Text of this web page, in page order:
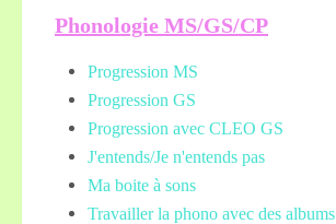
Phonologie MS/GS/CP
Progression MS
Progression GS
Progression avec CLEO GS
J'entends/Je n'entends pas
Ma boite à sons
Travailler la phono avec des albums